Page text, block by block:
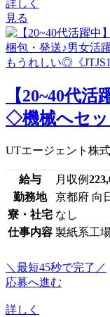
詳しく
見る
【20~40代
◇機械へセッ
UTエージェント株
給与 月収例
勤務地
京都府 向
寮・社宅 なし
仕事内容 製紙系工
＼最短45秒で完了／
応募へ進む
詳しく